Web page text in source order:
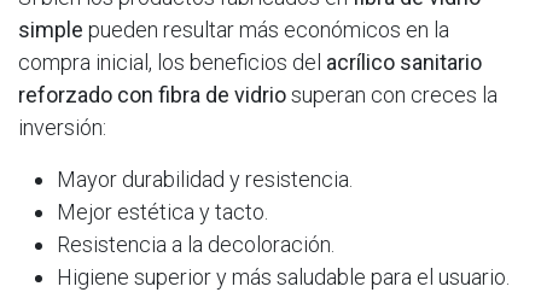
simple pueden resultar más económicos en la
compra inicial, los beneficios del acrílico sanitario
reforzado con fibra de vidriosuperan con creces la
inversión:
Mayor durabilidad y resistencia.
Mejor estética y tacto.
Resistencia a la decoloración.
Higiene superior y más saludable para el usuario.